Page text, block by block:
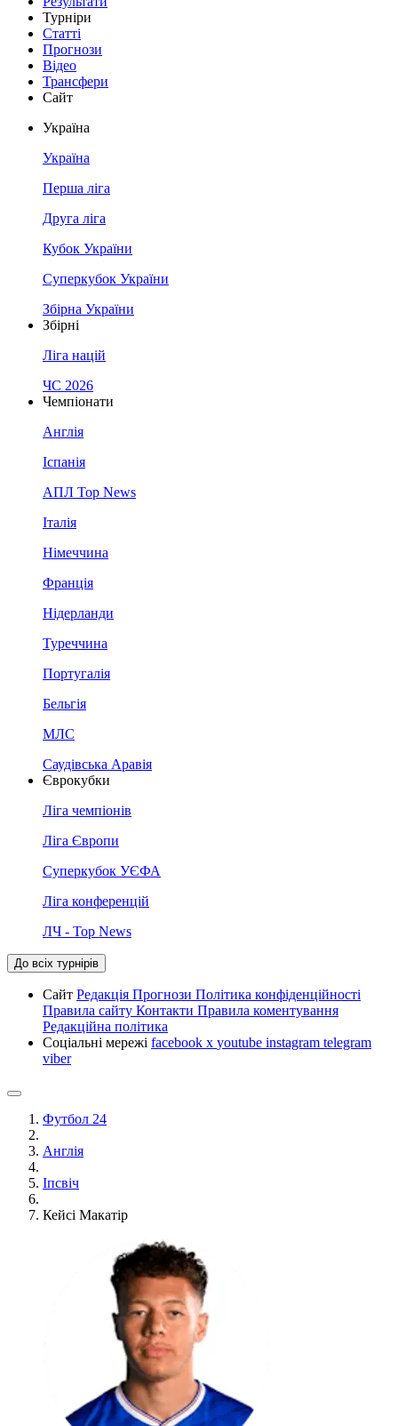
Турніри
Статті
Прогнози
Відео
Трансфери
Сайт
Україна
Україна
Перша ліга
Друга ліга
Кубок України
Суперкубок України
Збірна України
Збірні
Ліга націй
ЧС 2026
Чемпіонати
Англія
Іспанія
АПЛ Top News
Італія
Німеччина
Франція
Нідерланди
Туреччина
Португалія
Бельгія
МЛС
Саудівська Аравія
Єврокубки
Ліга чемпіонів
Ліга Європи
Суперкубок УЄФА
Ліга конференцій
ЛЧ - Top News
До всіх турнірів
Сайт Редакція Прогнози Політика конфіденційності
Правила сайту Контакти Правила коментування
Редакційна політика
Соціальні мережі facebook x youtube instagram telegram
viber
Футбол 24
Англія
Іпсвіч
Кейсі Макатір